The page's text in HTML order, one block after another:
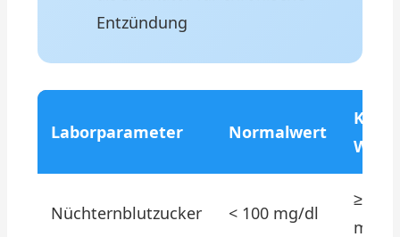
Entzündung
Laborparameter Normalwert
Wert
Nüchternblutzucker < 100 mg/dl
≥ 100
mg/dl